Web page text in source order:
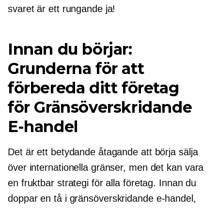
svaret är ett rungande ja!
Innan du börjar:
Grunderna för att
förbereda ditt företag
för Gränsöverskridande
E-handel
Det är ett betydande åtagande att börja sälja
över internationella gränser, men det kan vara
en fruktbar strategi för alla företag. Innan du
doppar en tå i gränsöverskridandee-handel,